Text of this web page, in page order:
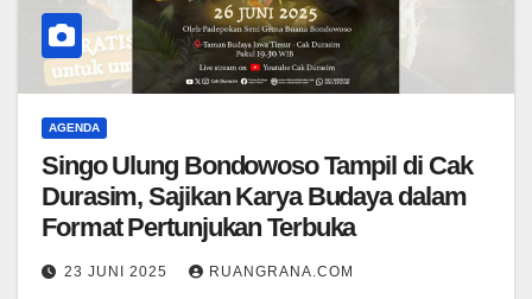
AGENDA
Singo Ulung Bondowoso Tampil di Cak
Durasim, Sajikan Karya Budaya dalam
Format Pertunjukan Terbuka
23 JUNI 2025 RUANGRANA.COM